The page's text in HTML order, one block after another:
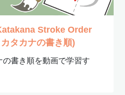
Stroke Order
タカナの書き順)
書き順を動画で学習す